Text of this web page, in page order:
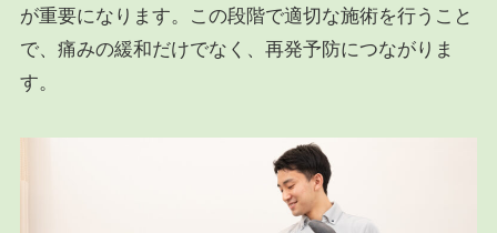
が重要になります。この段階で適切な施術を行うこと
で、痛みの緩和だけでなく、再発予防につながりま
す。